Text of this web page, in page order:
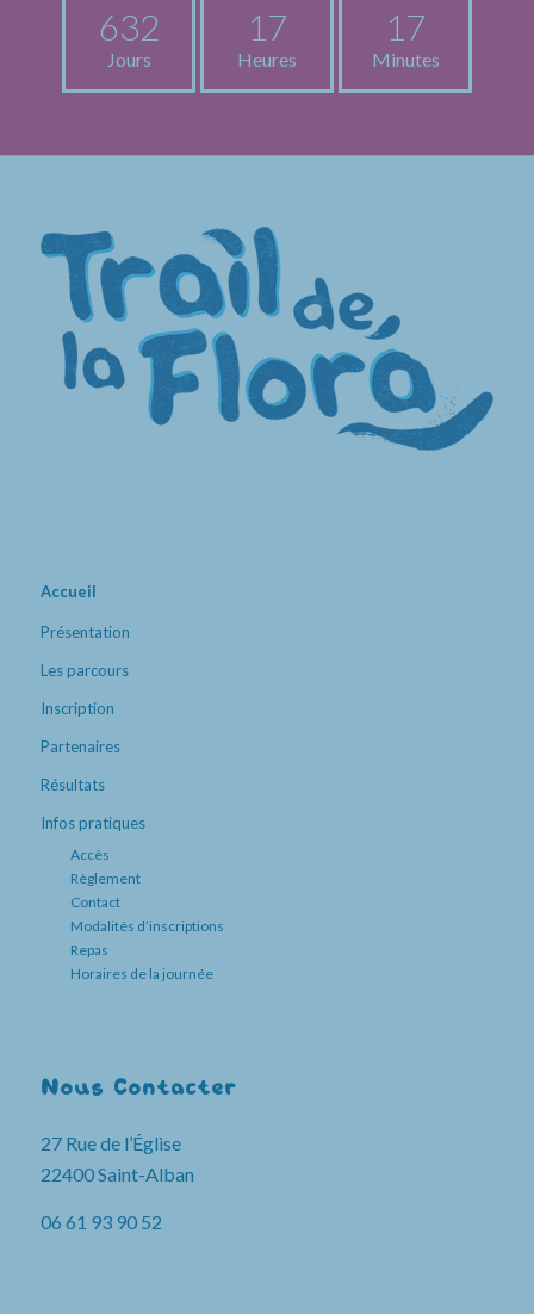
632
Jours
17
Heures
17
Minutes
Accueil
Présentation
Les parcours
Inscription
Partenaires
Résultats
Infos pratiques
Accès
Règlement
Contact
Modalités d’inscriptions
Repas
Horaires de la journée
Nous Contacter
27 Rue de l’Église
22400 Saint-Alban
06 61 93 90 52